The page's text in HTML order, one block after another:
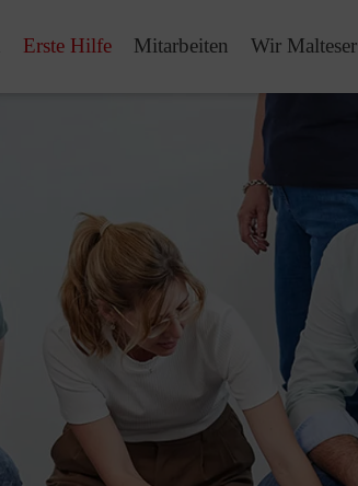
Erste Hilfe Mitarbeiten Wir Malteser